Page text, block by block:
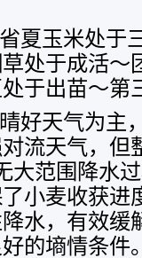
玉米处于
处于成活～
于出苗～第
天气为主
流天气，但
大范围降水
小麦收获进
水，有效
的墒情条件